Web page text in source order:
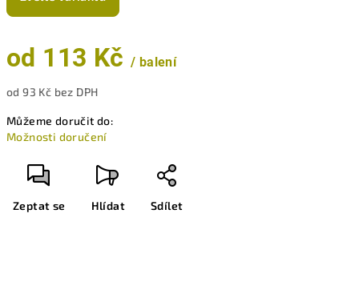
od 113 Kč / balení
od93 Kč bez DPH
cena:
Můžeme doručit do:
Možnosti doručení
Zeptat se Hlídat Sdílet